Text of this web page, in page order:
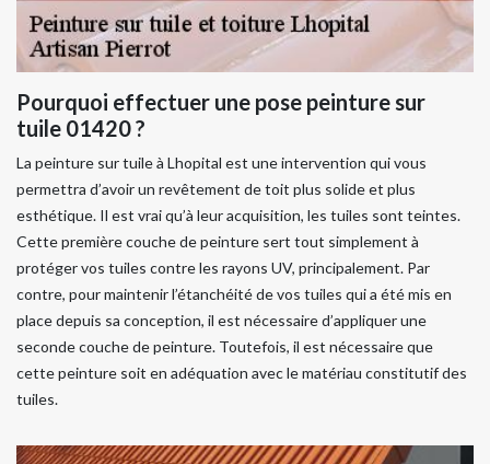
Pourquoi effectuer une pose peinture sur
tuile 01420 ?
La peinture sur tuile à Lhopital est une intervention qui vous
permettra d’avoir un revêtement de toit plus solide et plus
esthétique. Il est vrai qu’à leur acquisition, les tuiles sont teintes.
Cette première couche de peinture sert tout simplement à
protéger vos tuiles contre les rayons UV, principalement. Par
contre, pour maintenir l’étanchéité de vos tuiles qui a été mis en
place depuis sa conception, il est nécessaire d’appliquer une
seconde couche de peinture. Toutefois, il est nécessaire que
cette peinture soit en adéquation avec le matériau constitutif des
tuiles.